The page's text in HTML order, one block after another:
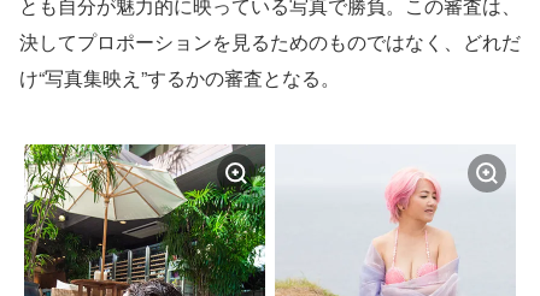
決してプロポーションを見るためのものではなく、どれだ
け“写真集映え”するかの審査となる。